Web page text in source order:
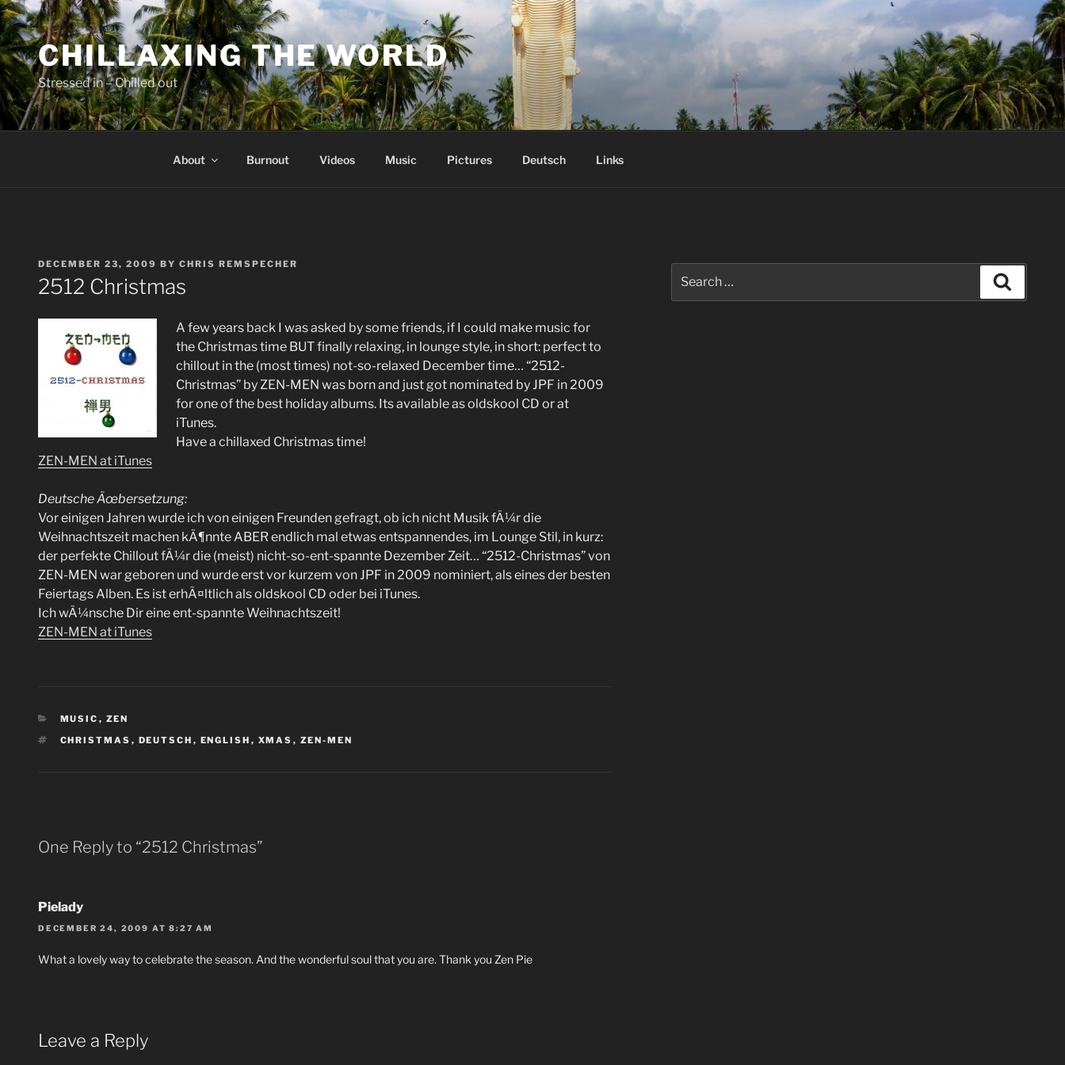
Skip
to
contentCHILLAXING THE WORLD
Stressed in – Chilled out
About Burnout Videos Music Pictures Deutsch Links
POSTED
ON
DECEMBER 23, 2009 BY CHRIS REMSPECHER
2512 Christmas
A few years back I was asked by some friends, if I could make music for
the Christmas time BUT finally relaxing, in lounge style, in short: perfect to
chillout in the (most times) not-so-relaxed December time… “2512-
Christmas” by ZEN-MEN was born and just got nominated by JPF in 2009
for one of the best holiday albums. Its available as oldskool CD or at
iTunes.
Have a chillaxed Christmas time!
ZEN-MEN at iTunes
Deutsche Ãœbersetzung:
Vor einigen Jahren wurde ich von einigen Freunden gefragt, ob ich nicht Musik fÃ¼r die
Weihnachtszeit machen kÃ¶nnte ABER endlich mal etwas entspannendes, im Lounge Stil, in kurz:
der perfekte Chillout fÃ¼r die (meist) nicht-so-ent-spannte Dezember Zeit… “2512-Christmas” von
ZEN-MEN war geboren und wurde erst vor kurzem von JPF in 2009 nominiert, als eines der besten
Feiertags Alben. Es ist erhÃ¤ltlich als oldskool CD oder bei iTunes.
Ich wÃ¼nsche Dir eine ent-spannte Weihnachtszeit!
ZEN-MEN at iTunes
CATEGORIES
MUSIC , ZEN
TAGS
CHRISTMAS , DEUTSCH , ENGLISH , XMAS , ZEN-MEN
One Reply to “2512 Christmas”
Pielady
DECEMBER 24, 2009 AT 8:27 AM
What a lovely way to celebrate the season. And the wonderful soul that you are. Thank you Zen Pie
Leave a Reply
for: